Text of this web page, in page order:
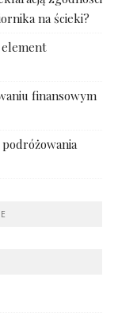
na ścieki?
element
finansowym